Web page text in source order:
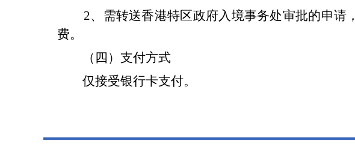
2、需转送香港特区政府入境事务处审批的申请
费。
（四）支付方式
仅接受银行卡支付。